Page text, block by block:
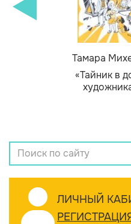
Тамара
«Тайник в
ЛИЧНЫЙ